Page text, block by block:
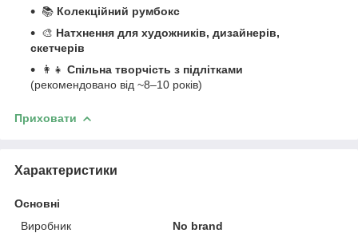
📚 Колекційний румбокс
🎨 Натхнення для художників, дизайнерів,
скетчерів
👩‍👧 Спільна творчість з підлітками
(рекомендовано від ~8–10 років)
Приховати
Характеристики
Основні
Виробник
No brand